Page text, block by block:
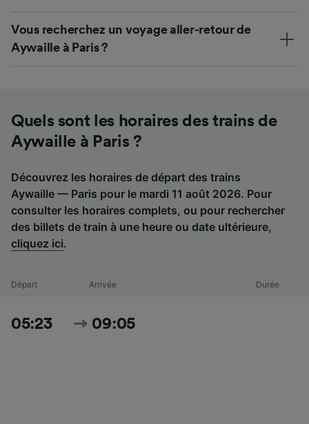
Vous recherchez un voyage aller-retour de
Aywaille à Paris ?
Quels sont les horaires des trains de
Aywaille à Paris ?
Découvrez les horaires de départ des trains
Aywaille — Paris pour le mardi 11 août 2026. Pour
consulter les horaires complets, ou pour rechercher
des billets de train à une heure ou date ultérieure,
cliquez ici.
Départ Arrivée Durée
05:23 09:05